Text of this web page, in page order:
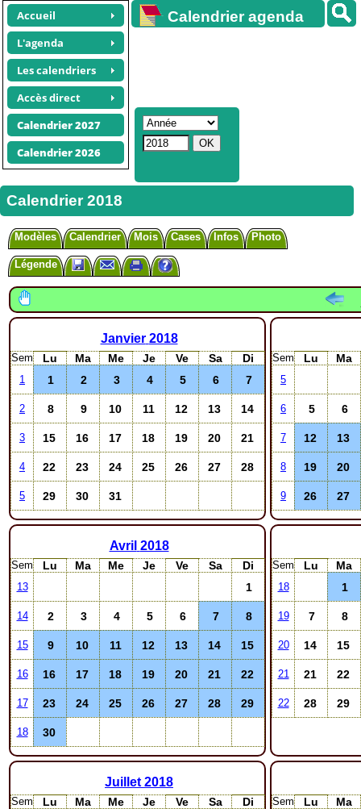
Accueil
L'agenda
Les calendriers
Accès direct
Calendrier 2027
Calendrier 2026
Calendrier agenda
Calendrier 2018
Modèles Calendrier Mois Cases Infos Photo
Légende
Janvier 2018
Sem Lu Ma Me Je Ve Sa Di
1 1 2 3 4 5 6 7
2 8 9 10 11 12 13 14
3 15 16 17 18 19 20 21
4 22 23 24 25 26 27 28
5 29 30 31
Sem Lu Ma
5
6 5 6
7 12 13
8 19 20
9 26 27
Avril 2018
Sem Lu Ma Me Je Ve Sa Di
13 1
14 2 3 4 5 6 7 8
15 9 10 11 12 13 14 15
16 16 17 18 19 20 21 22
17 23 24 25 26 27 28 29
18 30
Sem Lu Ma
18 1
19 7 8
20 14 15
21 21 22
22 28 29
Juillet 2018
Sem Lu Ma Me Je Ve Sa Di Sem Lu Ma